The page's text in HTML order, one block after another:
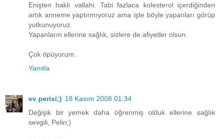
Enişten haklı vallahi. Tabi fazlaca kolesterol içerdiğinden
artık anneme yaptırmıyoruz ama işte böyle yapanları görüp
yutkunuyoruz.
Yapanların ellerine sağlık, sizlere de afiyetler olsun.
Çok öpüyorum.
Yanıtla
ev perisi;) 18 Kasım 2008 01:34
Değişik bir yemek daha öğrenmiş olduk ellerine sağlık
sevgili, Pelin;)